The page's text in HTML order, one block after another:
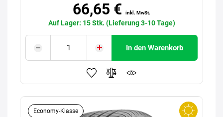
66,65 € inkl. MwSt.
Auf Lager: 15 Stk. (Lieferung 3-10 Tage)
In den Warenkorb
Economy-Klasse